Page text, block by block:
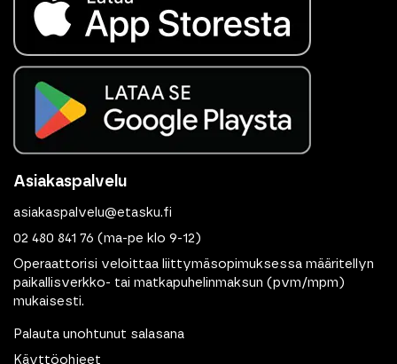
Asiakaspalvelu
asiakaspalvelu@etasku.fi
02 480 841 76 (ma-pe klo 9-12)
Operaattorisi veloittaa liittymäsopimuksessa määritellyn
paikallisverkko- tai matkapuhelinmaksun (pvm/mpm)
mukaisesti.
Palauta unohtunut salasana
Käyttöohjeet